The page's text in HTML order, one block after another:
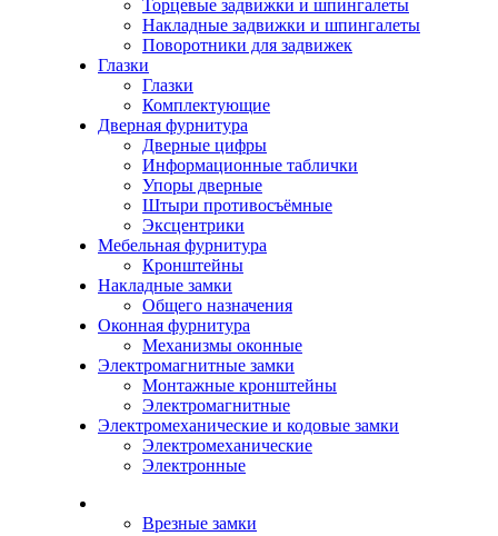
Торцевые задвижки и шпингалеты
Накладные задвижки и шпингалеты
Поворотники для задвижек
Глазки
Глазки
Комплектующие
Дверная фурнитура
Дверные цифры
Информационные таблички
Упоры дверные
Штыри противосъёмные
Эксцентрики
Мебельная фурнитура
Кронштейны
Накладные замки
Общего назначения
Оконная фурнитура
Механизмы оконные
Электромагнитные замки
Монтажные кронштейны
Электромагнитные
Электромеханические и кодовые замки
Электромеханические
Электронные
Врезные замки